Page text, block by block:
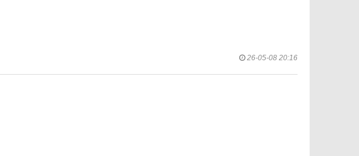
26-05-08 20:16